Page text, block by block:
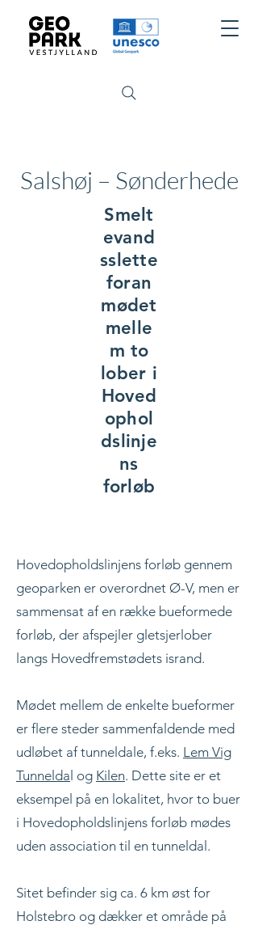
Salshøj – Sønderhede
Smelt
evand
sslette
foran
mødet
melle
m to
lober i
Hoved
ophol
dslinje
ns
forløb
Hovedopholdslinjens forløb gennem
geoparken er overordnet Ø-V, men er
sammensat af en række bueformede
forløb, der afspejler gletsjerlober
langs Hovedfremstødets isrand.
Mødet mellem de enkelte bueformer
er flere steder sammenfaldende med
udløbet af tunneldale, f.eks. Lem Vig
Tunnelda l og Kilen. Dette site er et
eksempel på en lokalitet, hvor to buer
i Hovedopholdslinjens forløb mødes
uden association til en tunneldal.
Sitet befinder sig ca. 6 km øst for
Holstebro og dækker et område på